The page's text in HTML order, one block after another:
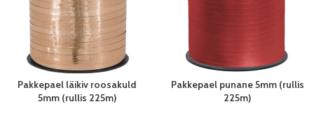
Pakkepael läikiv roosakuld
5mm (rullis 225m)
Pakkepael punane 5mm (rullis
225m)